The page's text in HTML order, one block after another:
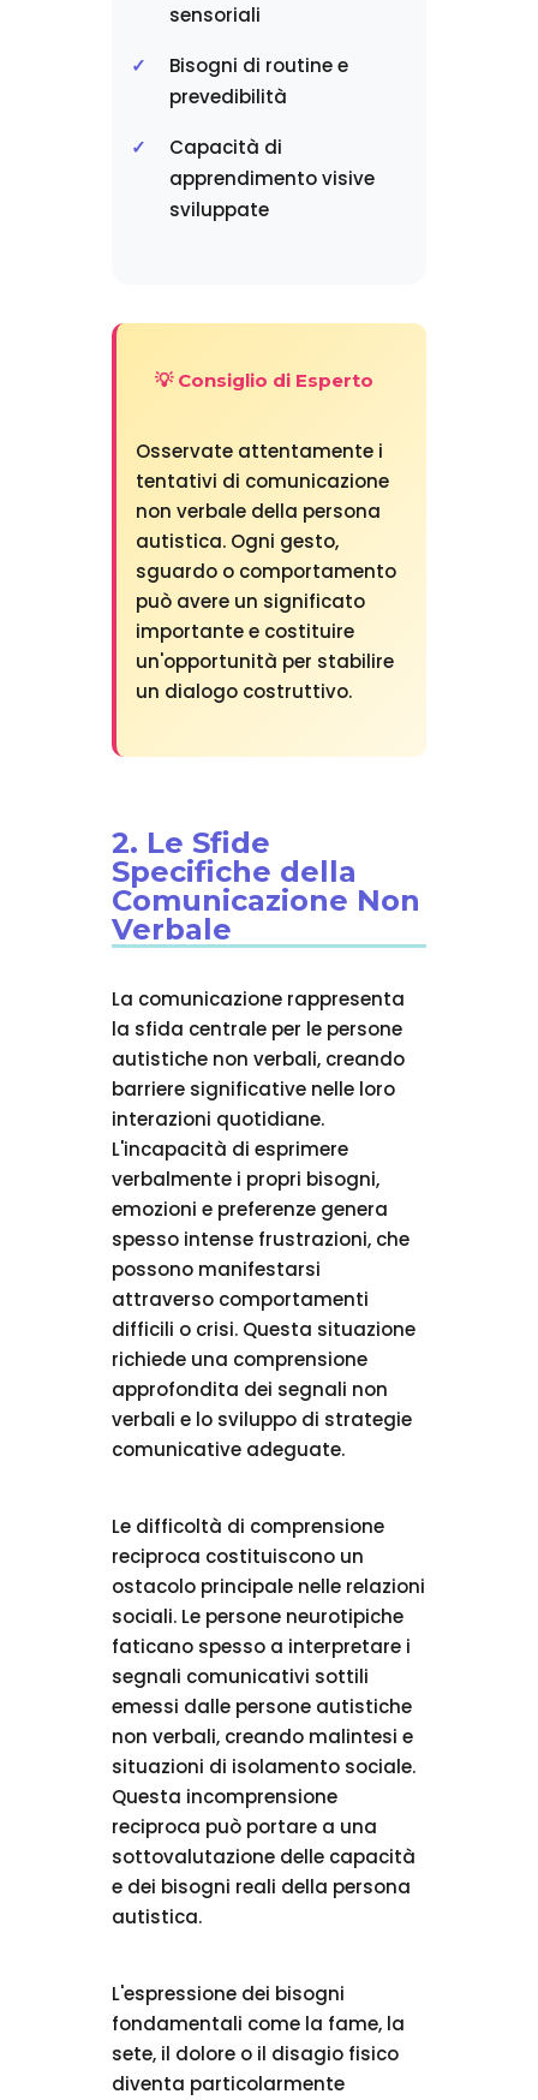
sensoriali
Bisogni di routine e
prevedibilità
Capacità di
apprendimento visive
sviluppate
💡 Consiglio di Esperto
Osservate attentamente i
tentativi di comunicazione
non verbale della persona
autistica. Ogni gesto,
sguardo o comportamento
può avere un significato
importante e costituire
un'opportunità per stabilire
un dialogo costruttivo.
2. Le Sfide
Specifiche della
Comunicazione Non
Verbale
La comunicazione rappresenta
la sfida centrale per le persone
autistiche non verbali, creando
barriere significative nelle loro
interazioni quotidiane.
L'incapacità di esprimere
verbalmente i propri bisogni,
emozioni e preferenze genera
spesso intense frustrazioni, che
possono manifestarsi
attraverso comportamenti
difficili o crisi. Questa situazione
richiede una comprensione
approfondita dei segnali non
verbali e lo sviluppo di strategie
comunicative adeguate.
Le difficoltà di comprensione
reciproca costituiscono un
ostacolo principale nelle relazioni
sociali. Le persone neurotipiche
faticano spesso a interpretare i
segnali comunicativi sottili
emessi dalle persone autistiche
non verbali, creando malintesi e
situazioni di isolamento sociale.
Questa incomprensione
reciproca può portare a una
sottovalutazione delle capacità
e dei bisogni reali della persona
autistica.
L'espressione dei bisogni
fondamentali come la fame, la
sete, il dolore o il disagio fisico
diventa particolarmente